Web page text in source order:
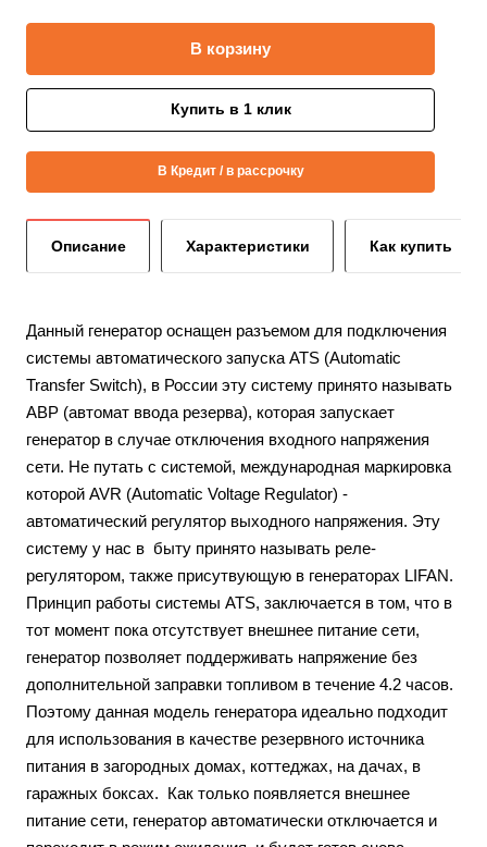
В корзину
Купить в 1 клик
В Кредит / в рассрочку
Описание Характеристики Как купить
Данный генератор оснащен разъемом для подключения
системы автоматического запуска ATS (Automatic
Transfer Switch), в России эту систему принято называть
АВР (автомат ввода резерва), которая запускает
генератор в случае отключения входного напряжения
сети. Не путать с системой, международная маркировка
которой AVR (Automatic Voltage Regulator) -
автоматический регулятор выходного напряжения. Эту
систему у нас в быту принято называть реле-
регулятором, также присутвующую в генераторах LIFAN.
Принцип работы системы ATS, заключается в том, что в
тот момент пока отсутствует внешнее питание сети,
генератор позволяет поддерживать напряжение без
дополнительной заправки топливом в течение 4.2 часов.
Поэтому данная модель генератора идеально подходит
для использования в качестве резервного источника
питания в загородных домах, коттеджах, на дачах, в
гаражных боксах. Как только появляется внешнее
питание сети, генератор автоматически отключается и